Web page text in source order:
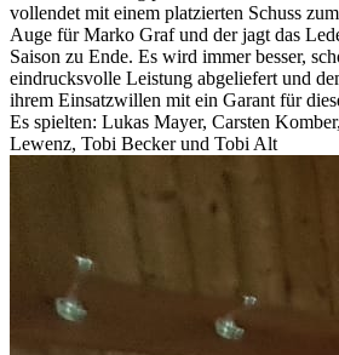
vollendet mit einem platzierten Schuss
Auge für Marko Graf und der jagt das
Saison zu Ende. Es wird immer besser,
eindrucksvolle Leistung abgeliefert und
ihrem Einsatzwillen mit ein Garant für
Es spielten: Lukas Mayer, Carsten
Lewenz, Tobi Becker und Tobi Alt